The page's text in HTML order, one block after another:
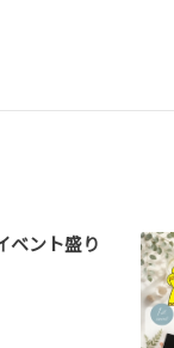
ベント盛り